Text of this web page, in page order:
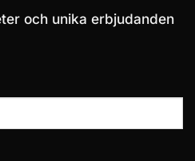
och unika erbjudanden